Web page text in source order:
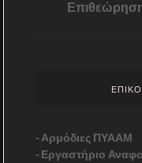
-Αρμόδιες ΠΥΑΑΜ
-Εργαστήριο